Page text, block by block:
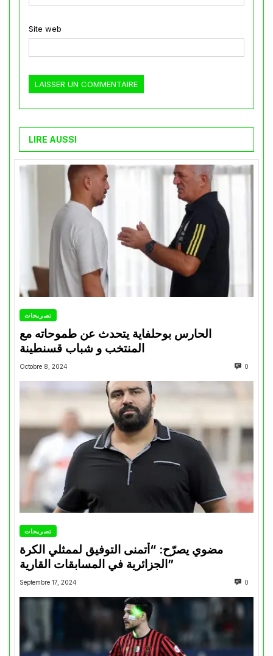
Site web
LIRE AUSSI
تصريحات
الحارس بوحلفاية يتحدث عن طموحاته مع
المنتخب و شباب قسنطينة
Octobre 8, 2024 0
تصريحات
مضوي يصرّح: “أتمنى التوفيق لممثلي الكرة
الجزائرية في المسابقات القارية”
Septembre 17, 2024 0